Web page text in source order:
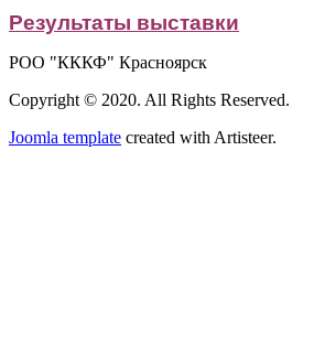
Результаты выставки
РОО "КККФ" Красноярск
Copyright © 2020. All Rights Reserved.
Joomla template created with Artisteer.